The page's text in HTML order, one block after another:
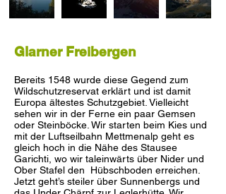
Glarner Freibergen
Bereits 1548 wurde diese Gegend zum
Wildschutzreservat erklärt und ist damit
Europa ältestes Schutzgebiet. Vielleicht
sehen wir in der Ferne ein paar Gemsen
oder Steinböcke. Wir starten beim Kies und
mit der Luftseilbahn Mettmenalp geht es
gleich hoch in die Nähe des Stausee
Garichti, wo wir taleinwärts über Nider und
Ober Stafel den Hübschboden erreichen.
Jetzt geht’s steiler über Sunnenbergs und